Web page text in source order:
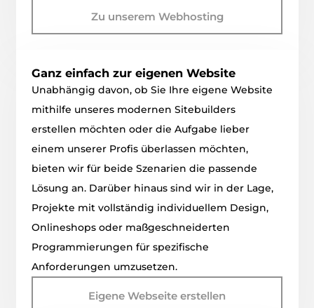
Zu unserem Webhosting
Ganz einfach zur eigenen Website
Unabhängig davon, ob Sie Ihre eigene Website
mithilfe unseres modernen Sitebuilders
erstellen möchten oder die Aufgabe lieber
einem unserer Profis überlassen möchten,
bieten wir für beide Szenarien die passende
Lösung an. Darüber hinaus sind wir in der Lage,
Projekte mit vollständig individuellem Design,
Onlineshops oder maßgeschneiderten
Programmierungen für spezifische
Anforderungen umzusetzen.
Eigene Webseite erstellen